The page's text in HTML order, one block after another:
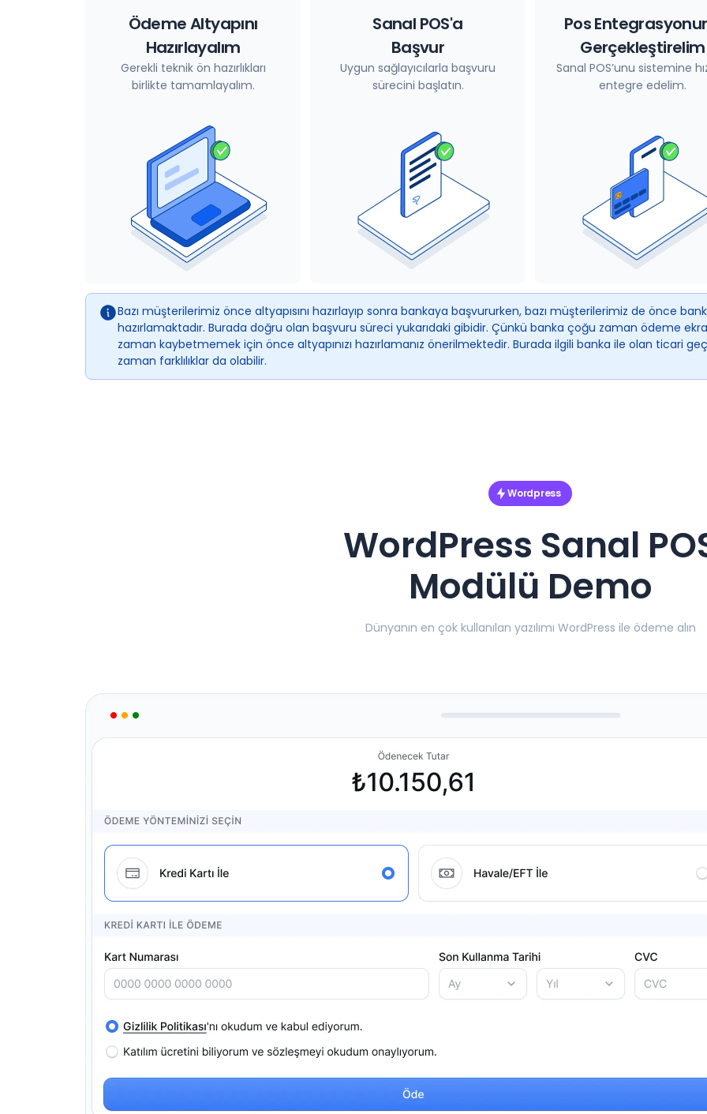
Ödeme Altyapını
Hazırlayalım
Gerekli teknik ön hazırlıkları
birlikte tamamlayalım.
Sanal POS'a
Başvur
Uygun sağlayıcılarla başvuru
sürecini başlatın.
Pos
Gerçekleştirelim
Sanal POS’unu sistemine
entegre edelim.
Bazı müşterilerimiz önce altyapısını hazırlayıp sonra bankaya başvururken, bazı müşterilerimiz de önce
hazırlamaktadır. Burada doğru olan başvuru süreci yukarıdaki gibidir. Çünkü banka çoğu zaman ödeme
zaman kaybetmemek için önce altyapınızı hazırlamanız önerilmektedir. Burada ilgili banka ile olan ticari
zaman farklılıklar da olabilir.
Wordpress
WordPress Sanal
Modülü Demo
Dünyanın en çok kullanılan yazılımı WordPress ile ödeme alın